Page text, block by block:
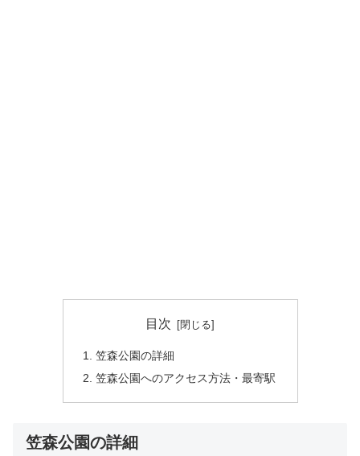
目次
笠森公園の詳細
笠森公園へのアクセス方法・最寄駅
笠森公園の詳細